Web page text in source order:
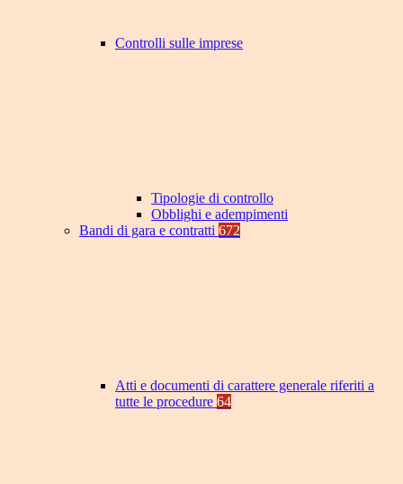
Controlli sulle imprese
Tipologie di controllo
Obblighi e adempimenti
Bandi di gara e contratti 672
Atti e documenti di carattere generale riferiti a
tutte le procedure 64